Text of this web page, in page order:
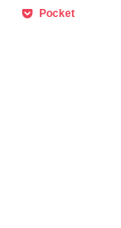
Pocket